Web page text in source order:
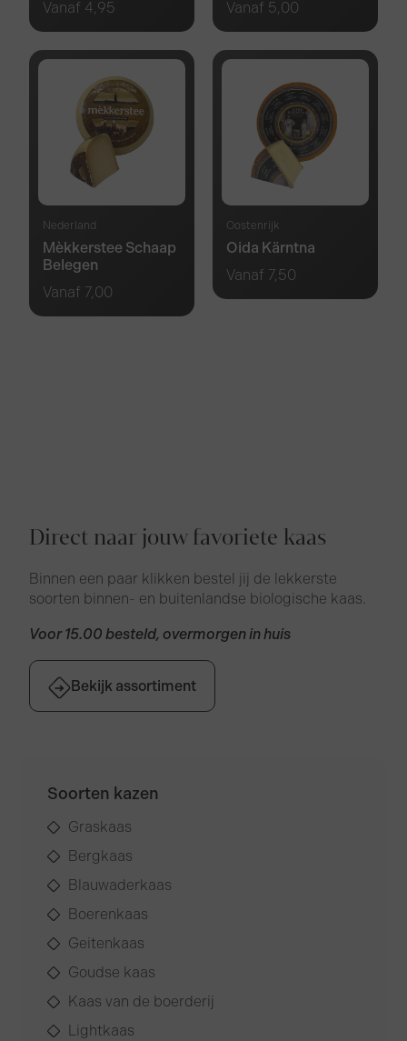
Vanaf 4,95 Vanaf 5,00
Nederland
Mèkkerstee Schaap
Belegen
Vanaf 7,00
Oostenrijk
Oida Kärntna
Vanaf 7,50
Direct naar jouw favoriete kaas
Binnen een paar klikken bestel jij de lekkerste
soorten binnen- en buitenlandse biologische kaas.
Voor 15.00 besteld, overmorgen in huis
Bekijk assortiment
Soorten kazen
Graskaas
Bergkaas
Blauwaderkaas
Boerenkaas
Geitenkaas
Goudse kaas
Kaas van de boerderij
Lightkaas